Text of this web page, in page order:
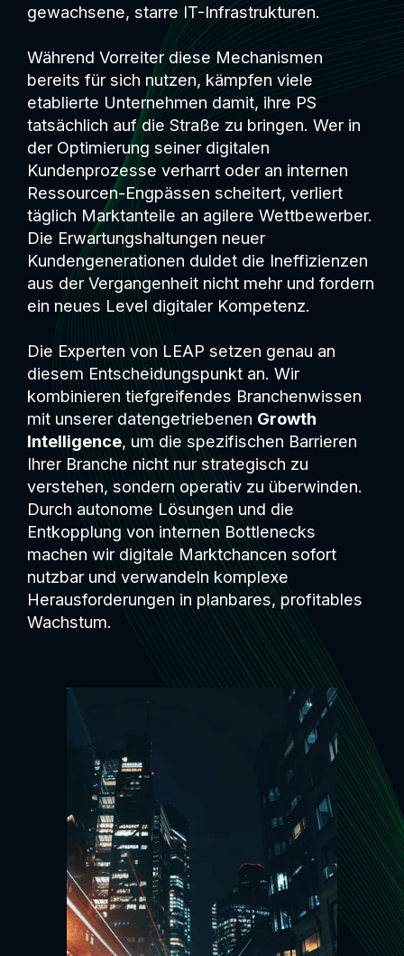
gewachsene, starre IT-Infrastrukturen.
Während Vorreiter diese Mechanismen
bereits für sich nutzen, kämpfen viele
etablierte Unternehmen damit, ihre PS
tatsächlich auf die Straße zu bringen. Wer in
der Optimierung seiner digitalen
Kundenprozesse verharrt oder an internen
Ressourcen-Engpässen scheitert, verliert
täglich Marktanteile an agilere Wettbewerber.
Die Erwartungshaltungen neuer
Kundengenerationen duldet die Ineffizienzen
aus der Vergangenheit nicht mehr und fordern
ein neues Level digitaler Kompetenz.
Die Experten von LEAP setzen genau an
diesem Entscheidungspunkt an. Wir
kombinieren tiefgreifendes Branchenwissen
mit unserer datengetriebenen Growth
Intelligence, um die spezifischen Barrieren
Ihrer Branche nicht nur strategisch zu
verstehen, sondern operativ zu überwinden.
Durch autonome Lösungen und die
Entkopplung von internen Bottlenecks
machen wir digitale Marktchancen sofort
nutzbar und verwandeln komplexe
Herausforderungen in planbares, profitables
Wachstum.